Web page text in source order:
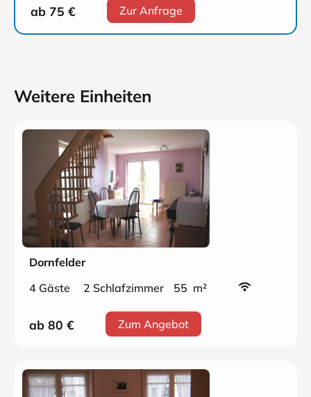
ab 75 € Zur Anfrage
Weitere Einheiten
Dornfelder
4 Gäste
2 Schlafzimmer 55 m²
ab 80 € Zum Angebot